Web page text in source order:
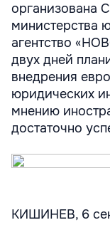
организована
министерства
агентство
двух дней
внедрения
юридических
мнению
достаточно
КИШИНЕВ, 6